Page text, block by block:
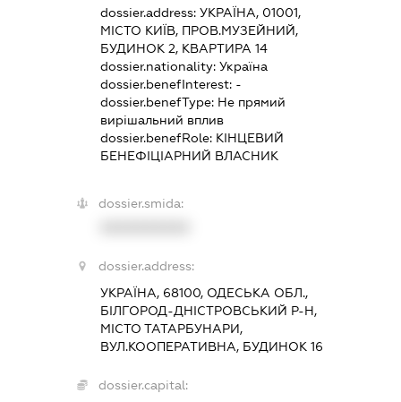
dossier.address:УКРАЇНА, 01001,
МІСТО КИЇВ, ПРОВ.МУЗЕЙНИЙ,
БУДИНОК 2, КВАРТИРА 14
dossier.nationality:Україна
dossier.benefInterest: -
dossier.benefType: Не прямий
вирішальний вплив
dossier.benefRole: КІНЦЕВИЙ
БЕНЕФІЦІАРНИЙ ВЛАСНИК
dossier.smida:
dossier.address:
УКРАЇНА, 68100, ОДЕСЬКА ОБЛ.,
БІЛГОРОД-ДНІСТРОВСЬКИЙ Р-Н,
МІСТО ТАТАРБУНАРИ,
ВУЛ.КООПЕРАТИВНА, БУДИНОК 16
dossier.capital: